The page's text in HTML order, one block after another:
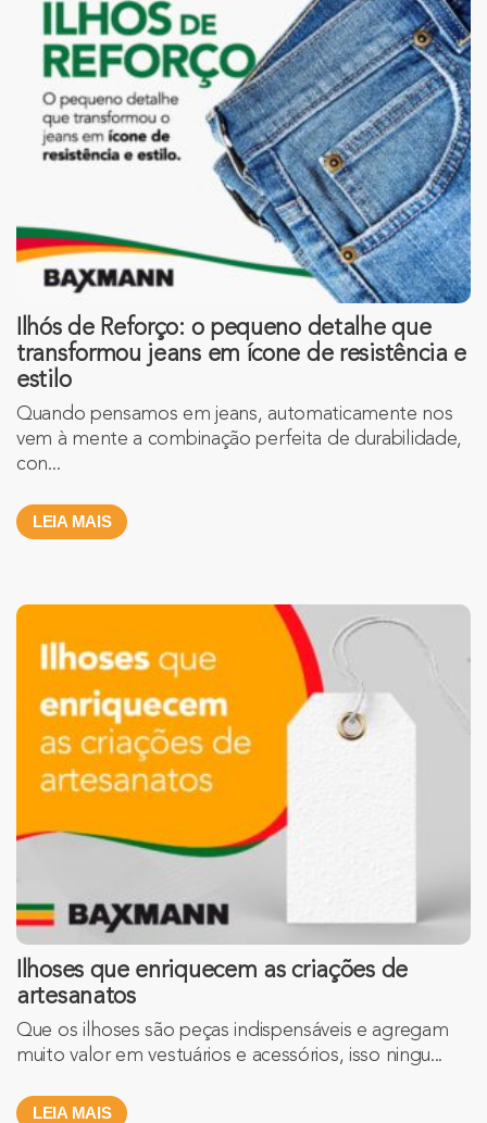
Ilhós de Reforço: o pequeno detalhe que
transformou jeans em ícone de resistência e
estilo
Quando pensamos em jeans, automaticamente nos
vem à mente a combinação perfeita de durabilidade,
con...
LEIA MAIS
Ilhoses que enriquecem as criações de
artesanatos
Que os ilhoses são peças indispensáveis e agregam
muito valor em vestuários e acessórios, isso ningu...
LEIA MAIS